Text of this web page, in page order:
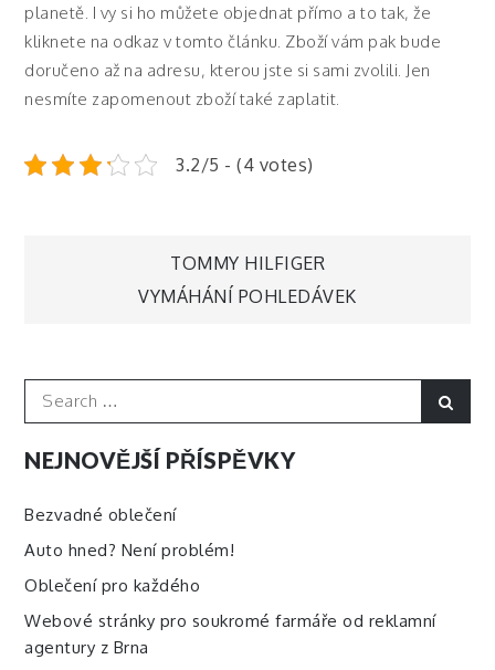
planetě. I vy si ho můžete objednat přímo a to tak, že
kliknete na odkaz v tomto článku. Zboží vám pak bude
doručeno až na adresu, kterou jste si sami zvolili. Jen
nesmíte zapomenout zboží také zaplatit.
3.2/5 - (4 votes)
Navigace
příspěvek
TOMMY HILFIGER
VYMÁHÁNÍ POHLEDÁVEK
Search
NEJNOVĚJŠÍ PŘÍSPĚVKY
Bezvadné oblečení
Auto hned? Není problém!
Oblečení pro každého
Webové stránky pro soukromé farmáře od reklamní
agentury z Brna